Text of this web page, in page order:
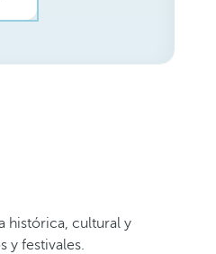
histórica, cultural y
y festivales.